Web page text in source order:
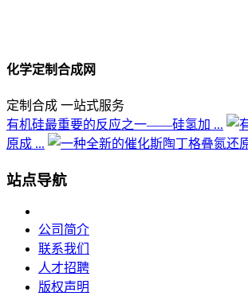
化学定制合成网
定制合成 一站式服务
有机硅最重要的反应之一——硅氢加 ...
原成 ...
站点导航
公司简介
联系我们
人才招聘
版权声明